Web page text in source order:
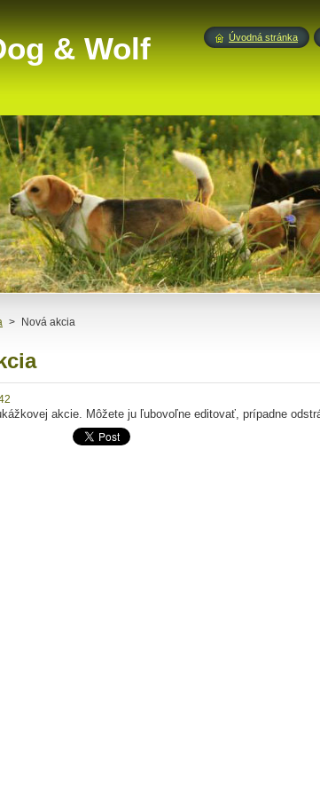
& Wolf
> Nová akcia
akcie. Môžete ju ľubovoľne editovať, prípadne
Úvodná stránka